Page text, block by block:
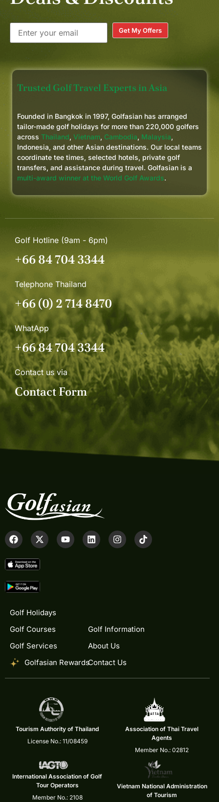
Get My Offers
Trusted Golf Travel Experts in Asia
Founded in Bangkok in 1997, Golfasian has arranged
tailor-made golf holidays for more than 220,000 golfers
across Thailand, Vietnam, Cambodia, Malaysia,
Indonesia, and other Asian destinations. Our local teams
coordinate tee times, selected hotels, private golf
transfers, and assistance during travel. Golfasian is a
multi-award winner at the World Golf Awards.
Golf Hotline (9am - 6pm)
+66 84 704 3344
Telephone Thailand
+66 (0) 2 714 8470
WhatApp
+66 84 704 3344
Contact us via
Contact Form
Golf Holidays
Golf Courses
Golf Services
Golfasian Rewards
Golf Information
About Us
Contact Us
Tourism Authority of Thailand
License No.: 11/08459
Association of Thai Travel
Agents
Member No.: 02812
International Association of Golf
Tour Operators
Member No.: 2108
Vietnam National Administration
of Tourism